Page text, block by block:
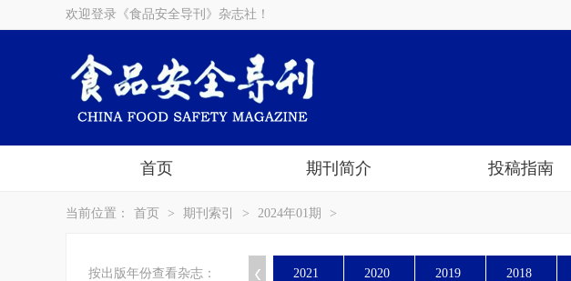
欢迎登录《食品安全导刊》杂志社！
首页 期刊简介 投稿指南
当前位置： 首页 > 期刊索引 > 2024年01期 >
按出版年份查看杂志： 2021 2020 2019 2018